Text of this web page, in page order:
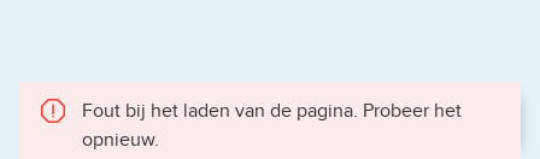
Fout bij het laden van de pagina. Probeer het
opnieuw.